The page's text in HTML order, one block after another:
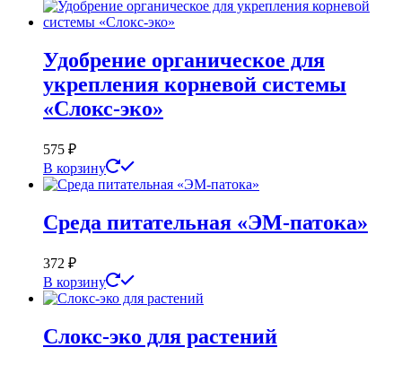
Удобрение органическое для
укрепления корневой системы
«Слокс-эко»
575 ₽
В корзину
Среда питательная «ЭМ-патока»
372 ₽
В корзину
Слокс-эко для растений